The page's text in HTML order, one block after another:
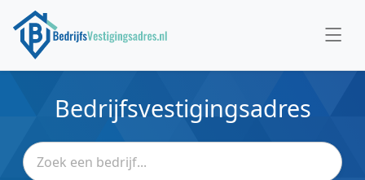
Bedrijfsvestigingsadres